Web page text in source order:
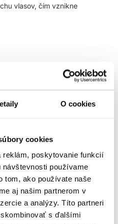
O cookies
cookies
reklám, poskytovanie funkcií
používame
tom, ako používate naše
aj našim partnerom v
a analýzy. Títo partneri
s ďalšími
vlasov, čím vznikne
(Príklad: 20g Magenta +
8 - 9
7 - 9
5 - 8
VIAC